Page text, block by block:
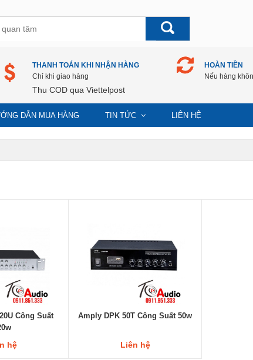
THANH TOÁN KHI NHẬN HÀNG
Chỉ khi giao hàng
Thu COD qua Viettelpost
HOÀN TIỀN
Nếu hàng
DẪN MUA HÀNG TIN TỨC LIÊN HỆ
Công Suất
hệ
Amply DPK 50T Công Suất 50w
Liên hệ